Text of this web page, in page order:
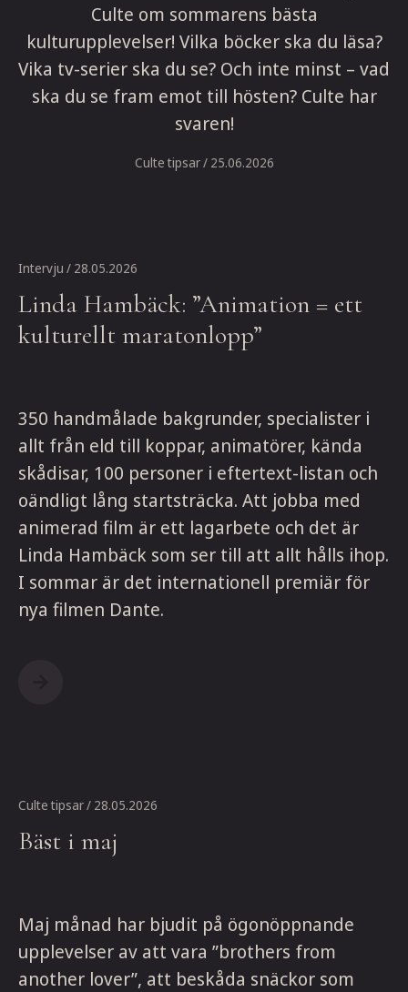
Culte om sommarens bästa
kulturupplevelser! Vilka böcker ska du läsa?
Vika tv-serier ska du se? Och inte minst – vad
ska du se fram emot till hösten? Culte har
svaren!
Culte tipsar/ 25.06.2026
Intervju / 28.05.2026
Linda Hambäck: ”Animation = ett
kulturellt maratonlopp”
350 handmålade bakgrunder, specialister i
allt från eld till koppar, animatörer, kända
skådisar, 100 personer i eftertext-listan och
oändligt lång startsträcka. Att jobba med
animerad film är ett lagarbete och det är
Linda Hambäck som ser till att allt hålls ihop.
I sommar är det internationell premiär för
nya filmen Dante.
Culte tipsar/ 28.05.2026
Bäst i maj
Maj månad har bjudit på ögonöppnande
upplevelser av att vara ”brothers from
another lover”, att beskåda snäckor som